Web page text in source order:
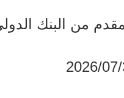
البنك الدولي